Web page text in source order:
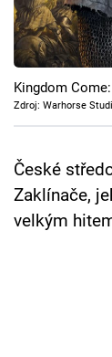
Cool
Pořady
TV
Přihlášení
Kingdom
Zdroj: Warhorse
České
Zaklínače,
velkým